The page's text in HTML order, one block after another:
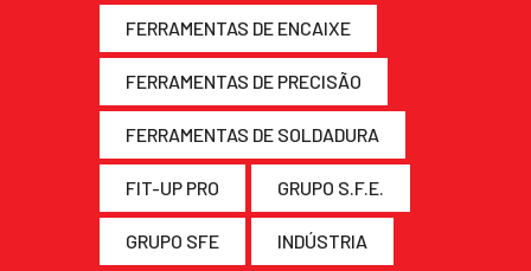
FERRAMENTAS DE ENCAIXE
FERRAMENTAS DE PRECISÃO
FERRAMENTAS DE SOLDADURA
FIT-UP PRO GRUPO S.F.E.
GRUPO SFE INDÚSTRIA